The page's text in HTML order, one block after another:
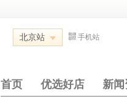
北京站 手机站
首页 优选好店 新闻